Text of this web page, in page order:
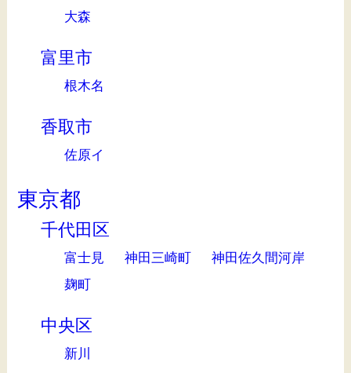
大森
富里市
根木名
香取市
佐原イ
東京都
千代田区
富士見 神田三崎町
神田佐久間河岸
麹町
中央区
新川